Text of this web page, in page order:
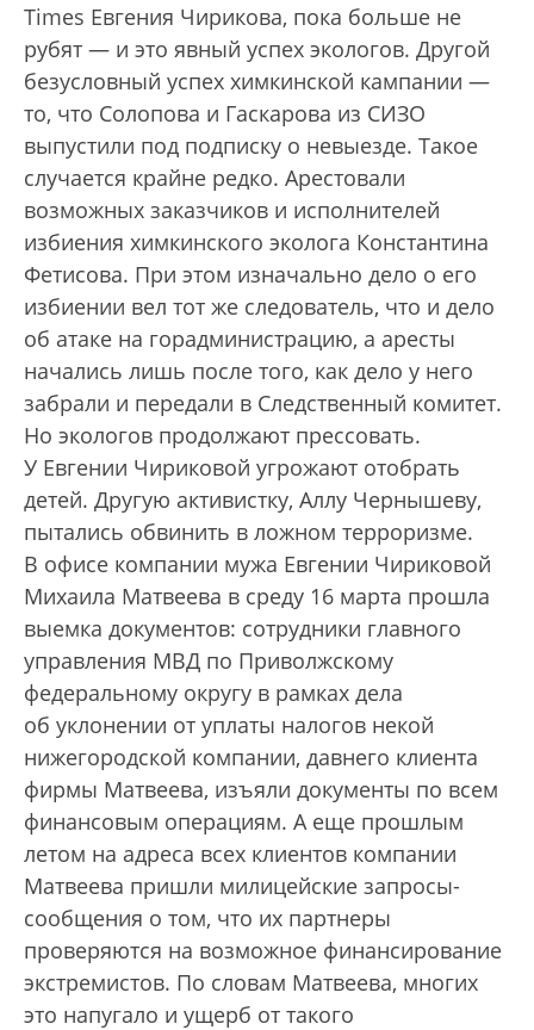
Times Евгения Чирикова, пока больше не
рубят — и это явный успех экологов. Другой
безусловный успех химкинской кампании —
то, что Солопова и Гаскарова из СИЗО
выпустили под подписку о невыезде. Такое
случается крайне редко. Арестовали
возможных заказчиков и исполнителей
избиения химкинского эколога Константина
Фетисова. При этом изначально дело о его
избиении вел тот же следователь, что и дело
об атаке на горадминистрацию, а аресты
начались лишь после того, как дело у него
забрали и передали в Следственный комитет.
Но экологов продолжают прессовать.
У Евгении Чириковой угрожают отобрать
детей. Другую активистку, Аллу Чернышеву,
пытались обвинить в ложном терроризме.
В офисе компании мужа Евгении Чириковой
Михаила Матвеева в среду 16 марта прошла
выемка документов: сотрудники главного
управления МВД по Приволжскому
федеральному округу в рамках дела
об уклонении от уплаты налогов некой
нижегородской компании, давнего клиента
фирмы Матвеева, изъяли документы по всем
финансовым операциям. А еще прошлым
летом на адреса всех клиентов компании
Матвеева пришли милицейские запросы-
сообщения о том, что их партнеры
проверяются на возможное финансирование
экстремистов. По словам Матвеева, многих
это напугало и ущерб от такого